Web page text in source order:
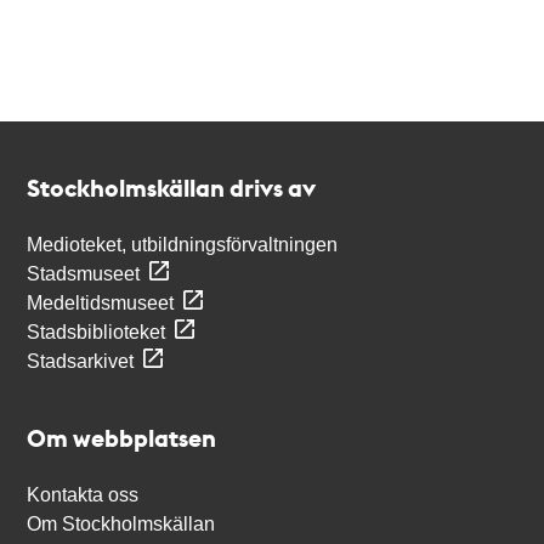
Stockholmskällan drivs av
Medioteket, utbildningsförvaltningen
Stadsmuseet
Medeltidsmuseet
Stadsbiblioteket
Stadsarkivet
Om webbplatsen
Kontakta oss
Om Stockholmskällan